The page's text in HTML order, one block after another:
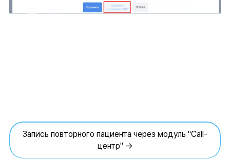
Запись повторного пациента через модуль "Call-
центр" →